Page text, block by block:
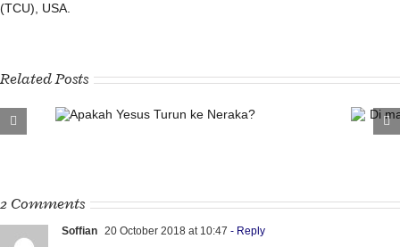
(TCU), USA.
Related Posts
ke
2 Comments
Soffian 20 October 2018 at 10:47 - Reply